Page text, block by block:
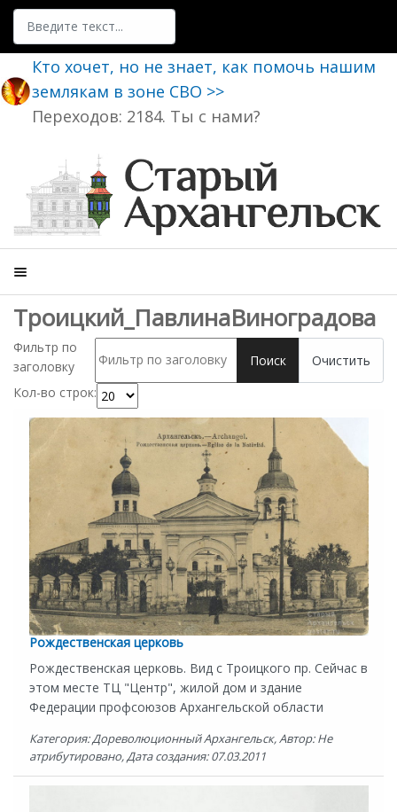
Поиск
Кто хочет, но не знает, как помочь нашим
землякам в зоне СВО >>
Переходов: 2184. Ты с нами?
Троицкий_ПавлинаВиноградова
Фильтр по
заголовку
Поиск
Очистить
Кол-во строк:
Рождественская церковь
Рождественская церковь. Вид с Троицкого пр. Сейчас в
этом месте ТЦ "Центр", жилой дом и здание
Федерации профсоюзов Архангельской области
Категория: Дореволюционный Архангельск, Автор: Не
атрибутировано, Дата создания: 07.03.2011